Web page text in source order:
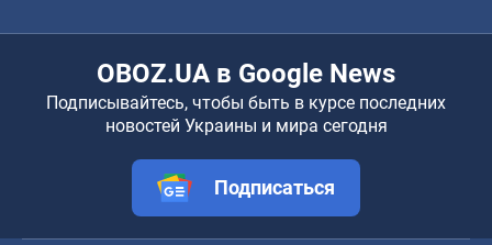
OBOZ.UA в Google News
Подписывайтесь, чтобы быть в курсе последних
новостей Украины и мира сегодня
Подписаться